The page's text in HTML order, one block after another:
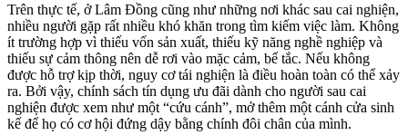
Trên thực tế, ở Lâm Đồng cũng như những nơi khác sau cai nghiện,
nhiều người gặp rất nhiều khó khăn trong tìm kiếm việc làm. Không
ít trường hợp vì thiếu vốn sản xuất, thiếu kỹ năng nghề nghiệp và
thiếu sự cảm thông nên dễ rơi vào mặc cảm, bế tắc. Nếu không
được hỗ trợ kịp thời, nguy cơ tái nghiện là điều hoàn toàn có thể xảy
ra. Bởi vậy, chính sách tín dụng ưu đãi dành cho người sau cai
nghiện được xem như một “cứu cánh”, mở thêm một cánh cửa sinh
kế để họ có cơ hội đứng dậy bằng chính đôi chân của mình.